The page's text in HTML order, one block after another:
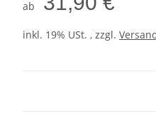
ab
inkl. 19% USt. , zzgl.